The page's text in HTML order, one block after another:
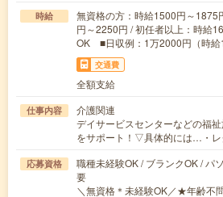
時給
無資格の方：時給1500円～1875
円～2250円 / 初任者以上：時
OK ■日収例：1万2000円（時給
交通費
全額支給
仕事内容
介護関連
デイサービスセンターなどの福
をサポート！▽具体的には…・
応募資格
職種未経験OK / ブランクOK / パ
要
＼無資格＊未経験OK／★年齢不